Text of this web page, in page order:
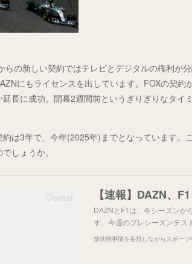
らの新しい契約ではテレビとデジタルの権利が
にもライセンスを出しています。FOXの契約
延長に成功。開幕2週間前というぎりぎりなタイ
約は3年で、今年(2025年)までとなっています。
しょうか。
【速報】DAZN、
DAZNとF1は、今シーズンか
す。今週のプレシーズンテス
放映権事情を妄想しながらスポー